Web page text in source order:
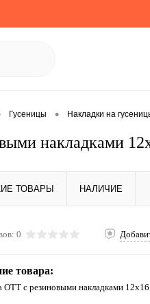
Гусеницы • Накладки на
накладками
ТОВАРЫ НАЛИЧИЕ
0
товара:
ОТТ с резиновыми накладками